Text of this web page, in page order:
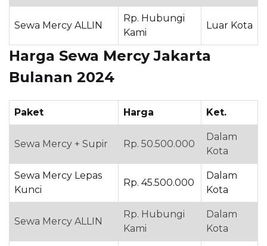
Sewa Mercy ALLIN
Rp. Hubungi
Kami
Luar Kota
Harga Sewa Mercy Jakarta
Bulanan 2024
Paket Harga Ket.
Sewa Mercy + Supir Rp. 50.500.000
Dalam
Kota
Sewa Mercy Lepas
Kunci
Rp. 45.500.000
Dalam
Kota
Sewa Mercy ALLIN
Rp. Hubungi
Kami
Dalam
Kota